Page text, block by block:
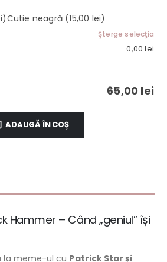
Cutie neagră (15,00 lei)
Şterge selecţia
0,00lei
65,00 lei
ADAUGĂ ÎN COȘ
Hammer – Când „geniul” își
la meme-ul cu Patrick Star și